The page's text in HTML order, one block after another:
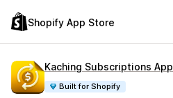
Shopify App Store
Kaching Subscriptions App
Built for Shopify